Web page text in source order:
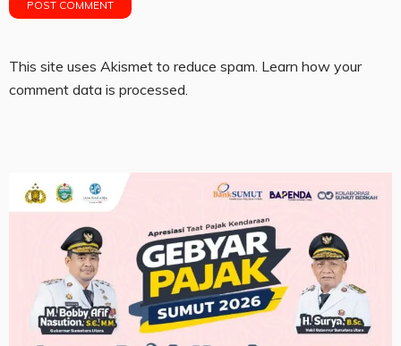
This site uses Akismet to reduce spam. Learn how your
comment data is processed.